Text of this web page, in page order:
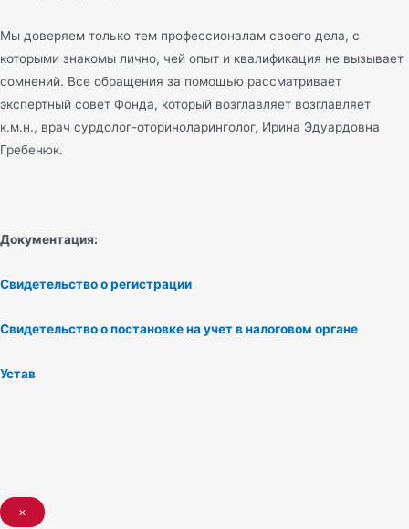
Мы доверяем только тем профессионалам своего дела, с
которыми знакомы лично, чей опыт и квалификация не вызывает
сомнений. Все обращения за помощью рассматривает
экспертный совет Фонда, который возглавляет возглавляет
к.м.н., врач сурдолог-оториноларинголог, Ирина Эдуардовна
Гребенюк.
Документация:
Свидетельство о регистрации
Свидетельство о постановке на учет в налоговом органе
Устав
×